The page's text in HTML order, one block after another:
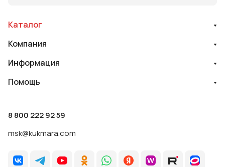
Каталог
Компания
Информация
Помощь
8 800 222 92 59
msk@kukmara.com